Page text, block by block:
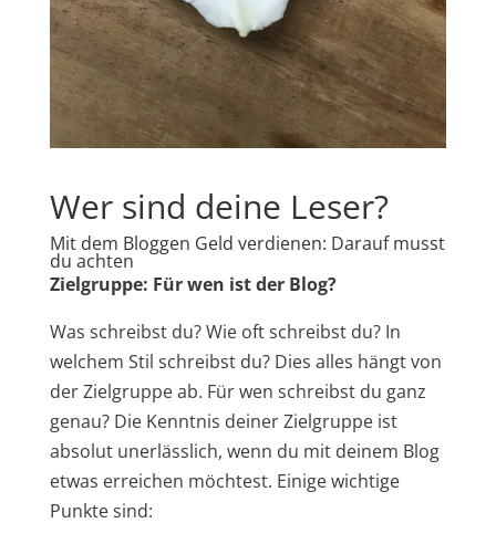
Wer sind deine Leser?
Mit dem Bloggen Geld verdienen: Darauf musst
du achten
Zielgruppe: Für wen ist der Blog?
Was schreibst du? Wie oft schreibst du? In
welchem Stil schreibst du? Dies alles hängt von
der Zielgruppe ab. Für wen schreibst du ganz
genau? Die Kenntnis deiner Zielgruppe ist
absolut unerlässlich, wenn du mit deinem Blog
etwas erreichen möchtest. Einige wichtige
Punkte sind: